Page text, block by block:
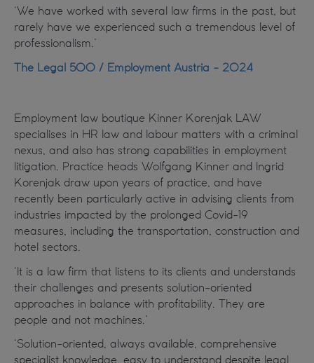
‘We have worked with several law firms in the past, but
rarely have we experienced such a tremendous level of
professionalism.’
The Legal 500 / Employment Austria - 2024
Employment law boutique Kinner Korenjak LAW
specialises in HR law and labour matters with a criminal
nexus, and also has strong capabilities in employment
litigation. Practice heads Wolfgang Kinner and Ingrid
Korenjak draw upon years of practice, and have
recently been particularly active in advising clients from
industries impacted by the prolonged Covid-19
measures, including the transportation, construction and
hotel sectors.
‘It is a law firm that listens to its clients and understands
their challenges and presents solution-oriented
approaches in balance with profitability. They are
people and not machines.’
‘Solution-oriented, always available, comprehensive
specialist knowledge, easy to understand despite legal